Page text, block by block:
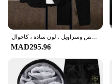
بدلة سروال قصير بأكمام طويلة للرجال ، قميص وسراويل ، لون سادة ، كاجوال
MAD295.96